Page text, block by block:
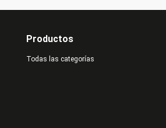
Productos
Todas las categorías